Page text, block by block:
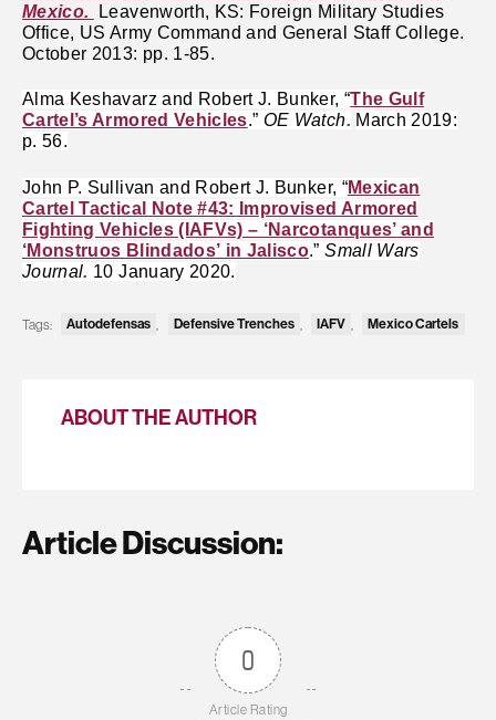
Mexico.
Leavenworth, KS: Foreign Military Studies
Office, US Army Command and General Staff College.
October 2013: pp. 1-85.
Alma Keshavarz and Robert J. Bunker, “The Gulf
Cartel’s Armored Vehicles.” OE Watch. March 2019:
p. 56.
John P. Sullivan and Robert J. Bunker, “Mexican
Cartel Tactical Note #43: Improvised Armored
Fighting Vehicles (IAFVs) – ‘Narcotanques’ and
‘Monstruos Blindados’ in Jalisco.”Small Wars
Journal. 10 January 2020.
Tags: Autodefensas Defensive Trenches IAFV Mexico Cartels
ABOUT THE AUTHOR
Article Discussion:
0
Article Rating